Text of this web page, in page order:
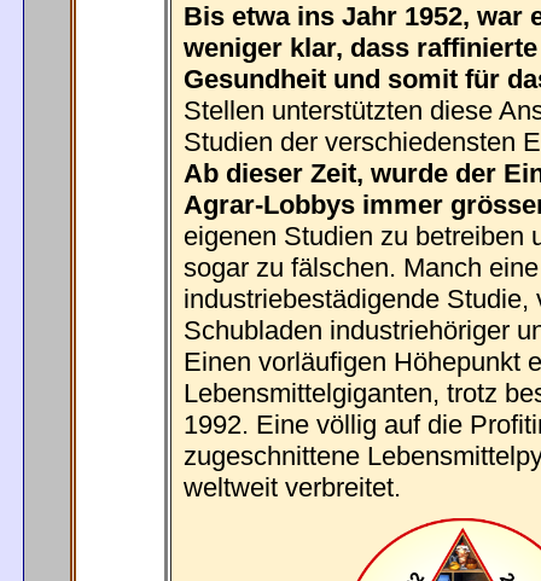
Bis etwa ins Jahr 1952, war
weniger klar, dass
Gesundheit und somit für
Stellen unterstützten diese
Studien der verschiedensten
Ab dieser Zeit, wurde der
Agrar-Lobbys immer
eigenen Studien zu betreiben
sogar zu fälschen. Manch
industriebestädigende
Schubladen industriehöriger
Einen vorläufigen Höhepunkt
Lebensmittelgiganten, trotz
1992. Eine völlig auf die
zugeschnittene
weltweit verbreitet.